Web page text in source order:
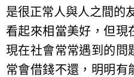
是很正常人與人之間的
看起來相當美好，但現
現在社會常常遇到的問
常會借錢不還，明明有